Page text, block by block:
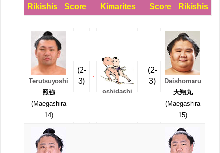
Rikishis Score Kimarites Score Rikishis
Terutsuyoshi
照強
(Maegashira
14)
(2-
3)
oshidashi
(2-
3)
Daishomaru
大翔丸
(Maegashira
15)